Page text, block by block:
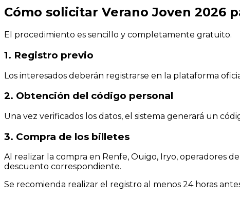
Cómo solicitar Verano Joven 2026
El procedimiento es sencillo y completamente gratuito.
1. Registro previo
Los interesados deberán registrarse en la plataforma
2. Obtención del código personal
Una vez verificados los datos, el sistema generará un
3. Compra de los billetes
Al realizar la compra en Renfe, Ouigo, Iryo, operadores
descuento correspondiente.
Se recomienda realizar el registro al menos 24 horas